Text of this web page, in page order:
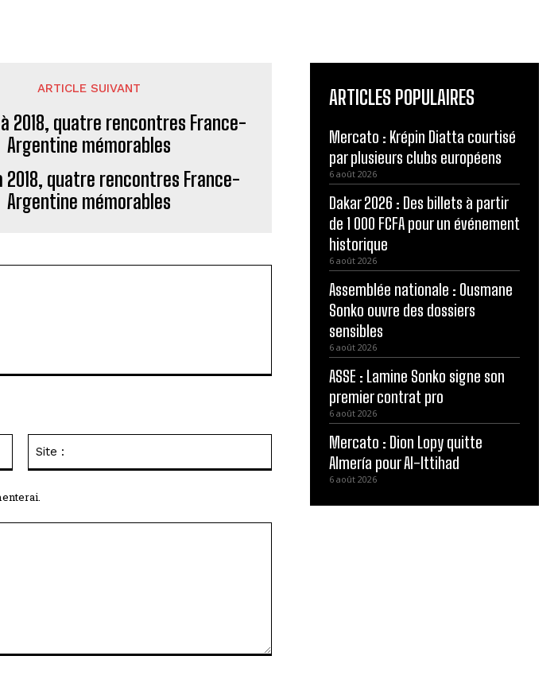
ARTICLE SUIVANT
2018, quatre rencontres France-
Argentine mémorables
ARTICLES POPULAIRES
Mercato : Krépin Diatta courtisé
par plusieurs clubs européens
6 août 2026
Dakar 2026 : Des billets à partir
de 1 000 FCFA pour un événement
historique
6 août 2026
Assemblée nationale : Ousmane
Sonko ouvre des dossiers
sensibles
6 août 2026
ASSE : Lamine Sonko signe son
premier contrat pro
6 août 2026
Mercato : Dion Lopy quitte
Almería pour Al-Ittihad
6 août 2026